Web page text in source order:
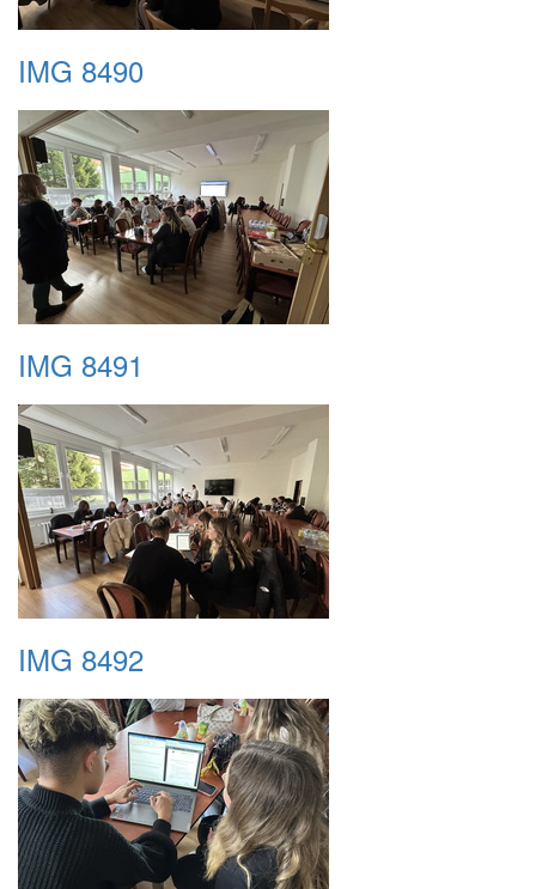
IMG 8490
IMG 8491
IMG 8492